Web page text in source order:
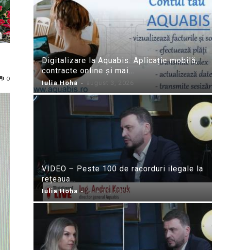
0
Digitalizare la Aquabis: Aplicație mobilă,
contracte online și mai...
Iulia Hoha - august 3, 2026
VIDEO – Peste 100 de racorduri ilegale la
rețeaua...
Iulia Hoha - iulie 31, 2026